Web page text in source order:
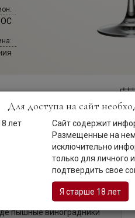
из винограда сортов
в холмистой
пышные виноградники
Для доступа на сайт
Сайт содержит
Размещенные на нем
исключительно
только для личного
подтвердить свое
Я старше 18 лет